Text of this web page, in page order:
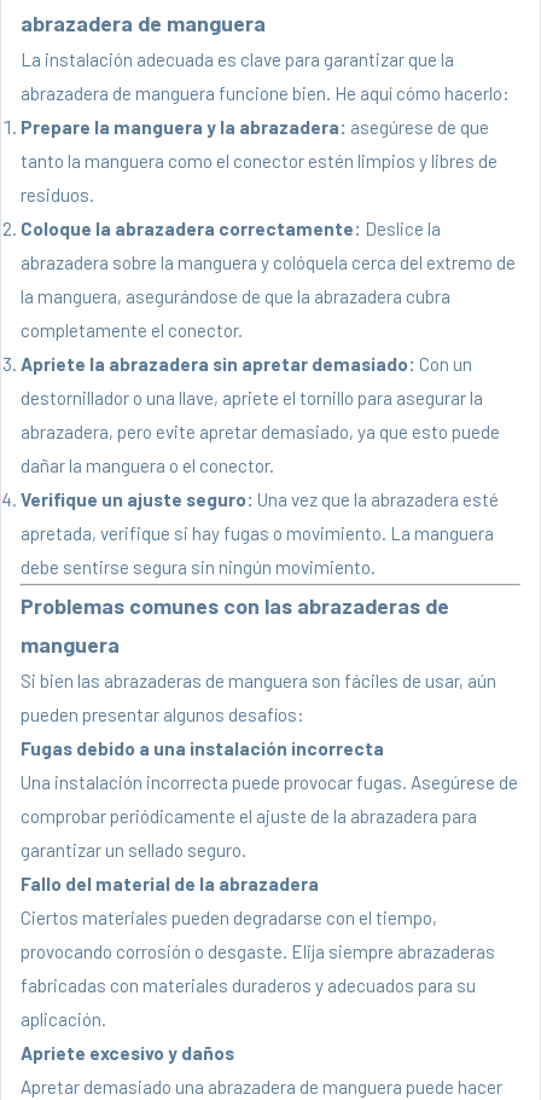
abrazadera de manguera
La instalación adecuada es clave para garantizar que la
abrazadera de manguera funcione bien. He aquí cómo hacerlo:
Prepare la manguera y la abrazadera: asegúrese de que
tanto la manguera como el conector estén limpios y libres de
residuos.
Coloque la abrazadera correctamente: Deslice la
abrazadera sobre la manguera y colóquela cerca del extremo de
la manguera, asegurándose de que la abrazadera cubra
completamente el conector.
Apriete la abrazadera sin apretar demasiado: Con un
destornillador o una llave, apriete el tornillo para asegurar la
abrazadera, pero evite apretar demasiado, ya que esto puede
dañar la manguera o el conector.
Verifique un ajuste seguro: Una vez que la abrazadera esté
apretada, verifique si hay fugas o movimiento. La manguera
debe sentirse segura sin ningún movimiento.
Problemas comunes con las abrazaderas de
manguera
Si bien las abrazaderas de manguera son fáciles de usar, aún
pueden presentar algunos desafíos:
Fugas debido a una instalación incorrecta
Una instalación incorrecta puede provocar fugas. Asegúrese de
comprobar periódicamente el ajuste de la abrazadera para
garantizar un sellado seguro.
Fallo del material de la abrazadera
Ciertos materiales pueden degradarse con el tiempo,
provocando corrosión o desgaste. Elija siempre abrazaderas
fabricadas con materiales duraderos y adecuados para su
aplicación.
Apriete excesivo y daños
Apretar demasiado una abrazadera de manguera puede hacer